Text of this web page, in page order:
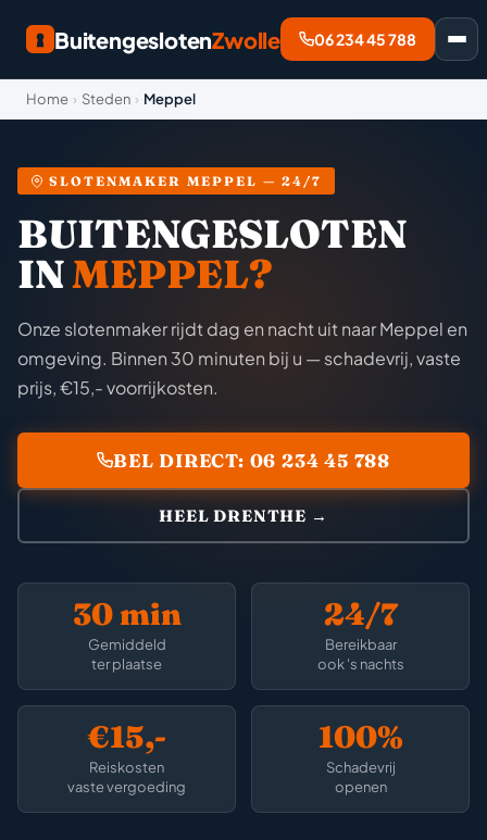
BuitengeslotenZwolle 06 234 45 788
Home › Steden › Meppel
SLOTENMAKER MEPPEL — 24/7
BUITENGESLOTEN
INMEPPEL?
Onze slotenmaker rijdt dag en nacht uit naar Meppel en
omgeving. Binnen 30 minuten bij u — schadevrij, vaste
prijs, €15,- voorrijkosten.
BEL DIRECT: 06 234 45 788
HEEL DRENTHE →
30 min
Gemiddeld
ter plaatse
24/7
Bereikbaar
ook 's nachts
€15,-
Reiskosten
vaste vergoeding
100%
Schadevrij
openen